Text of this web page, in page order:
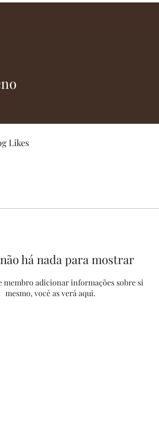
há nada para mostrar
membro adicionar informações sobre si
mesmo, você as verá aqui.
Likes